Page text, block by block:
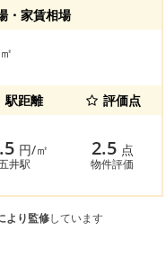
・家賃相場
駅距離 評価点
円/㎡
井駅
2.5 点
物件評価
より監修しています